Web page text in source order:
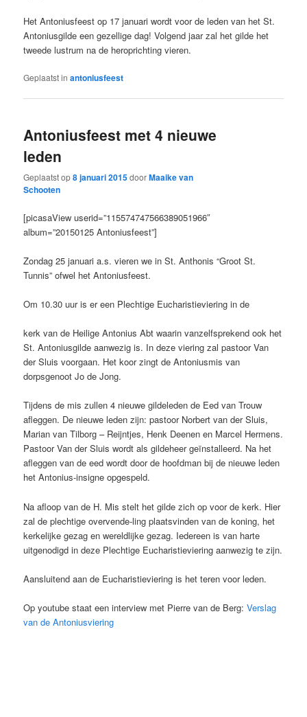
Het Antoniusfeest op 17 januari wordt voor de leden van het St.
Antoniusgilde een gezellige dag! Volgend jaar zal het gilde het
tweede lustrum na de heroprichting vieren.
Geplaatst in antoniusfeest
Antoniusfeest met 4 nieuwe
leden
Geplaatst op8 januari 2015doorMaaike van
Schooten
[picasaView userid=”115574747566389051966″
album=”20150125 Antoniusfeest”]
Zondag 25 januari a.s. vieren we in St. Anthonis “Groot St.
Tunnis” ofwel het Antoniusfeest.
Om 10.30 uur is er een Plechtige Eucharistieviering in de
kerk van de Heilige Antonius Abt waarin vanzelfsprekend ook het
St. Antoniusgilde aanwezig is. In deze viering zal pastoor Van
der Sluis voorgaan. Het koor zingt de Antoniusmis van
dorpsgenoot Jo de Jong.
Tijdens de mis zullen 4 nieuwe gildeleden de Eed van Trouw
afleggen. De nieuwe leden zijn: pastoor Norbert van der Sluis,
Marian van Tilborg – Reijntjes, Henk Deenen en Marcel Hermens.
Pastoor Van der Sluis wordt als gildeheer geïnstalleerd. Na het
afleggen van de eed wordt door de hoofdman bij de nieuwe leden
het Antonius-insigne opgespeld.
Na afloop van de H. Mis stelt het gilde zich op voor de kerk. Hier
zal de plechtige overvende-ling plaatsvinden van de koning, het
kerkelijke gezag en wereldlijke gezag. Iedereen is van harte
uitgenodigd in deze Plechtige Eucharistieviering aanwezig te zijn.
Aansluitend aan de Eucharistieviering is het teren voor leden.
Op youtube staat een interview met Pierre van de Berg:Verslag
van de Antoniusviering